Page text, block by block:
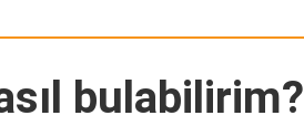
bulabilirim?